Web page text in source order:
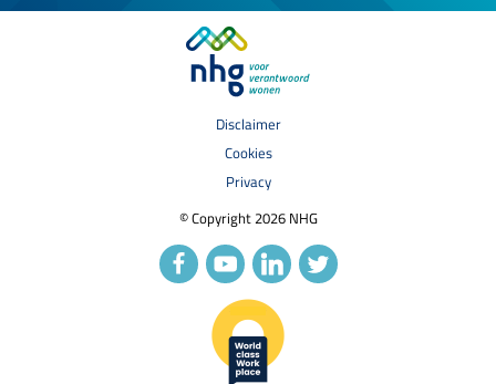
© Copyright 2026 NHG
Disclaimer
Cookies
Privacy